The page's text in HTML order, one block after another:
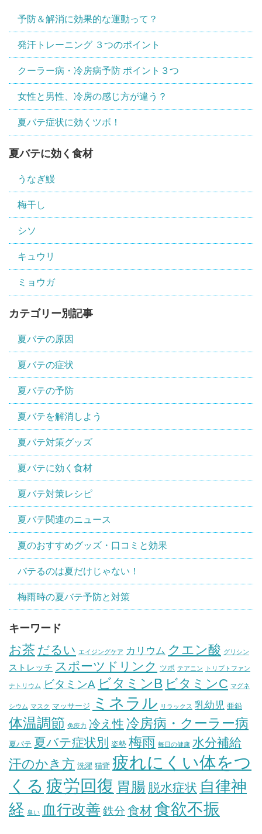
予防＆解消に効果的な運動って？
発汗トレーニング ３つのポイント
クーラー病・冷房病予防 ポイント３つ
女性と男性、冷房の感じ方が違う？
夏バテ症状に効くツボ！
夏バテに効く食材
うなぎ鰻
梅干し
シソ
キュウリ
ミョウガ
カテゴリー別記事
夏バテの原因
夏バテの症状
夏バテの予防
夏バテを解消しよう
夏バテ対策グッズ
夏バテに効く食材
夏バテ対策レシピ
夏バテ関連のニュース
夏のおすすめグッズ・口コミと効果
バテるのは夏だけじゃない！
梅雨時の夏バテ予防と対策
キーワード
お茶 だるい エイジングケア カリウム クエン酸 グリシン
ストレッチ スポーツドリンク ツボ テアニン トリプトファン
ナトリウム ビタミンA ビタミンB ビタミンC マグネ
シウム マスク マッサージ ミネラル リラックス 乳幼児 亜鉛
体温調節 免疫力 冷え性 冷房病・クーラー病
夏バテ 夏バテ症状別 姿勢 梅雨 毎日の健康 水分補給
汗のかき方 洗濯 猫背 疲れにくい体をつ
くる 疲労回復 胃腸 脱水症状 自律神
経 臭い 血行改善 鉄分 食材食欲不振